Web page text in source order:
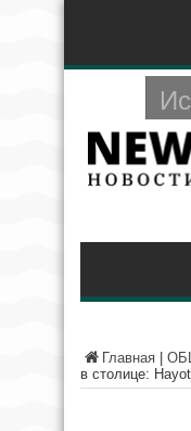
Главная
в столице: